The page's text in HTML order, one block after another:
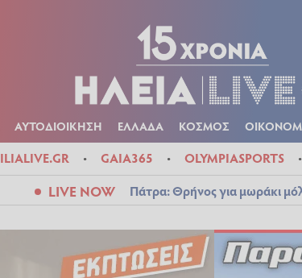
ΑΥΤΟΔΙΟΙΚΗΣΗ ΕΛΛΑΔΑ ΚΟΣΜΟΣ
ILIALIVE.GR GAIA365 OLYMPIASPORTS
LIVE NOW Πάτρα: Θρήνος για μωράκι